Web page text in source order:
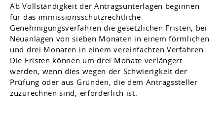
Ab Vollständigkeit der Antragsunterlagen beginnen
für das immissionsschutzrechtliche
Genehmigungsverfahren die gesetzlichen Fristen, bei
Neuanlagen von sieben Monaten in einem förmlichen
und drei Monaten in einem vereinfachten Verfahren.
Die Fristen können um drei Monate verlängert
werden, wenn dies wegen der Schwierigkeit der
Prüfung oder aus Gründen, die dem Antragssteller
zuzurechnen sind, erforderlich ist.